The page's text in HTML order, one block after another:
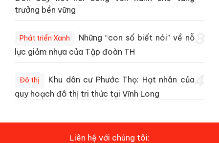
trưởng bền vững
Phát triển Xanh
Những “con số biết nói” về nỗ
lực giảm nhựa của Tập đoàn TH
Đô thị
Khu dân cư Phước Thọ: Hạt nhân của
quy hoạch đô thị tri thức tại Vĩnh Long
Liên hệ với chúng tôi: